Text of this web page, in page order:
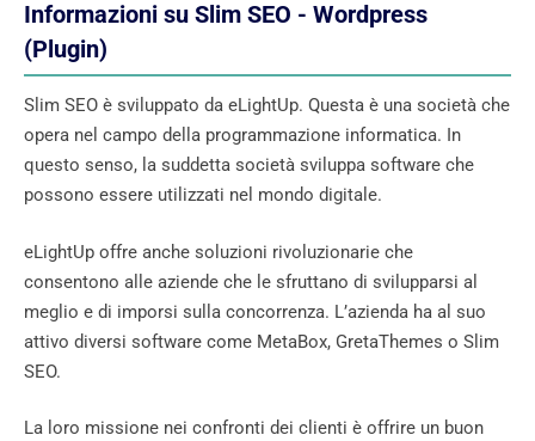
Informazioni su Slim SEO - Wordpress
(Plugin)
Slim SEO è sviluppato da eLightUp. Questa è una società che
opera nel campo della programmazione informatica. In
questo senso, la suddetta società sviluppa software che
possono essere utilizzati nel mondo digitale.
eLightUp offre anche soluzioni rivoluzionarie che
consentono alle aziende che le sfruttano di svilupparsi al
meglio e di imporsi sulla concorrenza. L’azienda ha al suo
attivo diversi software come MetaBox, GretaThemes o Slim
SEO.
La loro missione nei confronti dei clienti è offrire un buon